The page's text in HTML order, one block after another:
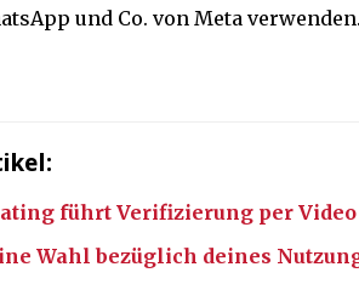
und Co. von Meta verwenden.
führt Verifizierung per
Wahl bezüglich deines